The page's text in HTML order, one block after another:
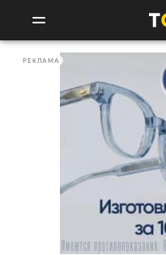
РЕКЛАМА